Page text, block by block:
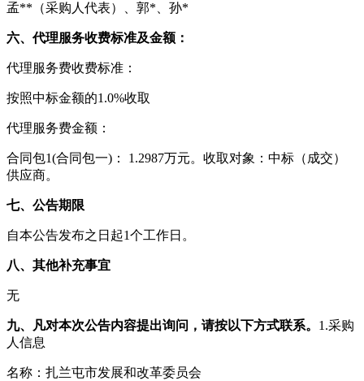
孟**（采购人代表）、郭*、孙*
六、代理服务收费标准及金额：
代理服务费收费标准：
按照中标金额的1.0%收取
代理服务费金额：
合同包1(合同包一)： 1.2987万元。收取对象：中标（成交）
供应商。
七、公告期限
自本公告发布之日起1个工作日。
八、其他补充事宜
无
九、凡对本次公告内容提出询问，请按以下方式联系。 1.采购
人信息
名称：扎兰屯市发展和改革委员会